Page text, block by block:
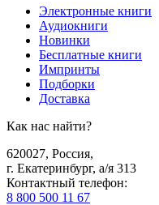
Электронные книги
Аудиокниги
Новинки
Бесплатные книги
Импринты
Подборки
Доставка
Как нас найти?
620027, Россия,
г. Екатеринбург, а/я 313
Контактный телефон:
8 800 500 11 67